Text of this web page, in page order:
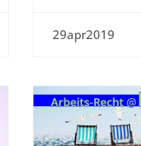
29apr2019